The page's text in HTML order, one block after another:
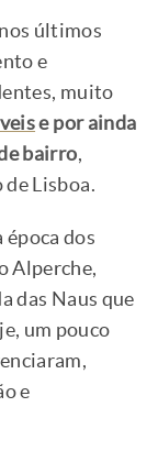
últimos
e
muito
e por ainda
bairro,
Lisboa.
época dos
Alperche,
das Naus que
um pouco
e